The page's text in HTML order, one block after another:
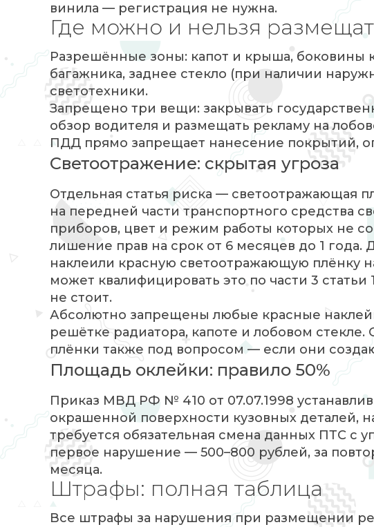
винила — регистрация не нужна.
Где можно и нельзя
Разрешённые зоны: капот и крыша, боковины
багажника, заднее стекло (при наличии
светотехники.
Запрещено три вещи: закрывать
обзор водителя и размещать рекламу на
ПДД прямо запрещает нанесение покрытий,
Светоотражение: скрытая угроза
Отдельная статья риска — светоотражающая
на передней части транспортного средства
приборов, цвет и режим работы которых не
лишение прав на срок от 6 месяцев до 1
наклеили красную светоотражающую плёнку
может квалифицировать это по части 3
не стоит.
Абсолютно запрещены любые красные
решётке радиатора, капоте и лобовом
плёнки также под вопросом — если они
Площадь оклейки: правило 50%
Приказ МВД РФ № 410 от 07.07.1998
окрашенной поверхности кузовных деталей,
требуется обязательная смена данных ПТС с
первое нарушение — 500–800 рублей, за
месяца.
Штрафы: полная таблица
Все штрафы за нарушения при размещении